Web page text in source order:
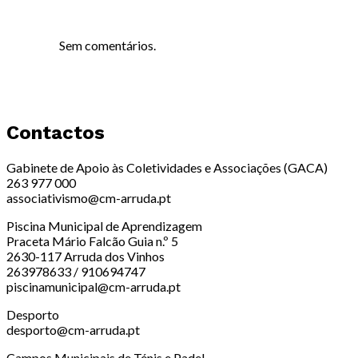
Sem comentários.
Contactos
Gabinete de Apoio às Coletividades e Associações (GACA)
263 977 000
associativismo@cm-arruda.pt
Piscina Municipal de Aprendizagem
Praceta Mário Falcão Guia n.º 5
2630-117 Arruda dos Vinhos
263978633 / 910694747
piscinamunicipal@cm-arruda.pt
Desporto
desporto@cm-arruda.pt